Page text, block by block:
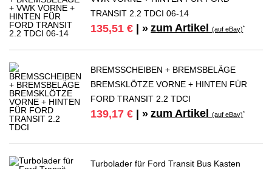
TRANSIT 2.2 TDCI 06-14
135,51 € | » zum Artikel(auf eBay)*
BREMSSCHEIBEN + BREMSBELÄGE
BREMSKLÖTZE VORNE + HINTEN FÜR
FORD TRANSIT 2.2 TDCI
139,17 € | » zum Artikel(auf eBay)*
Turbolader für Ford Transit Bus Kasten